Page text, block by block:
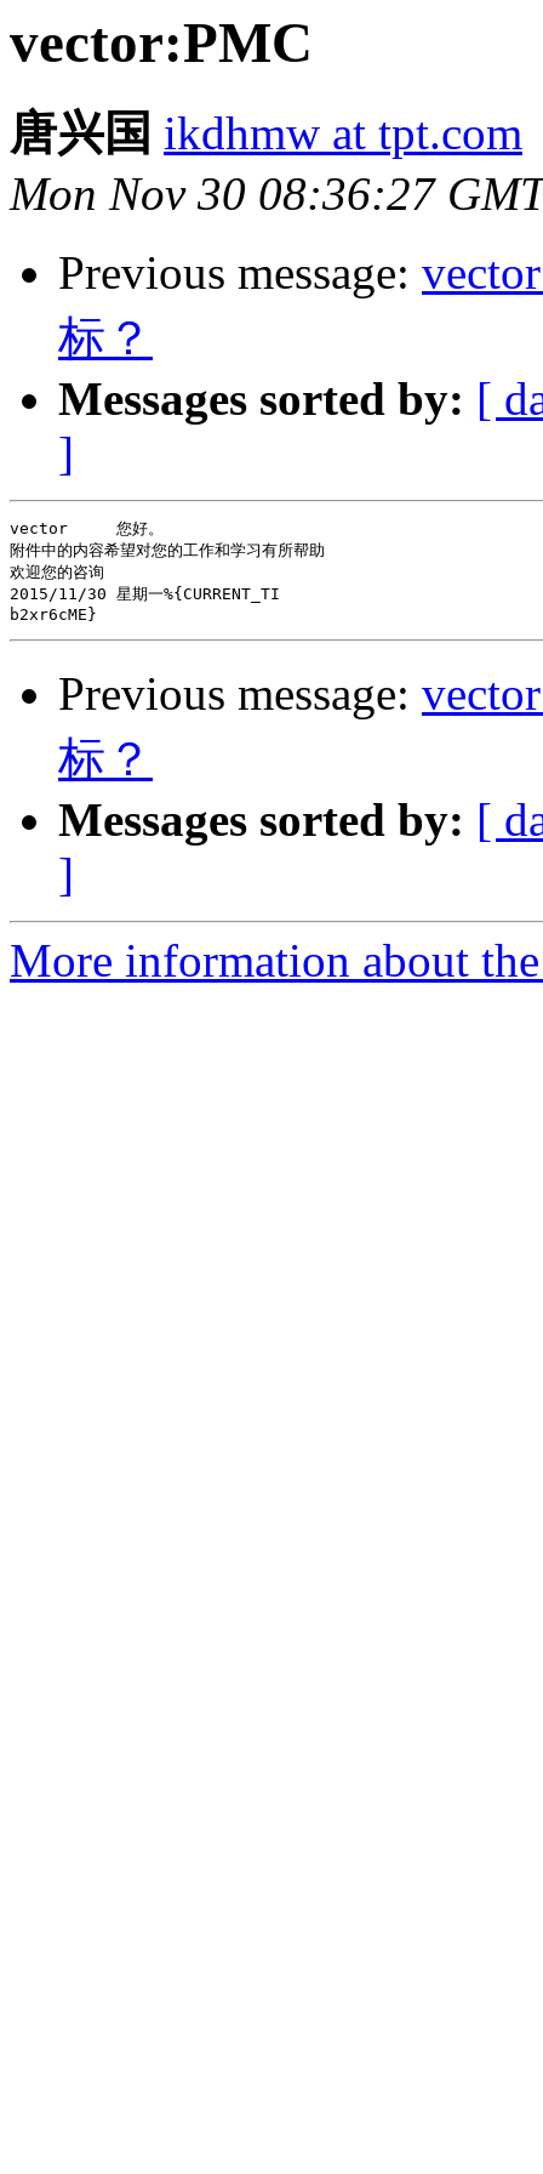
vector:PMC
唐兴国 ikdhmw at tpt.com
Mon Nov 30 08:36:27
Previous message:
标？
Messages sorted by: [
]
vector     您好。
附件中的内容希望对您的工作和学习有所帮助
欢迎您的咨询
2015/11/30 星期一%{CURRENT_TI
Previous message:
标？
Messages sorted by: [
]
More information about